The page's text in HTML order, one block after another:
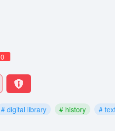
0
# digital library # history #